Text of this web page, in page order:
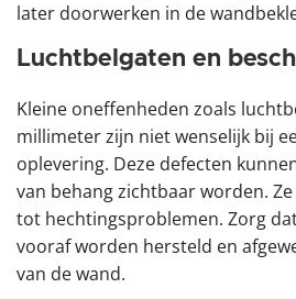
later doorwerken in de
Luchtbelgaten en
Kleine oneffenheden zoals
millimeter zijn niet wenselijk bij
oplevering. Deze defecten
van behang zichtbaar worden.
tot hechtingsproblemen. Zorg
vooraf worden hersteld en
van de wand.